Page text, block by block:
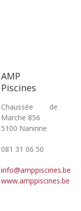
AMP
Piscines
Chaussée de
Marche 856
5100 Naninne
081 31 06 50
info@amppiscines.be
www.amppiscines.be